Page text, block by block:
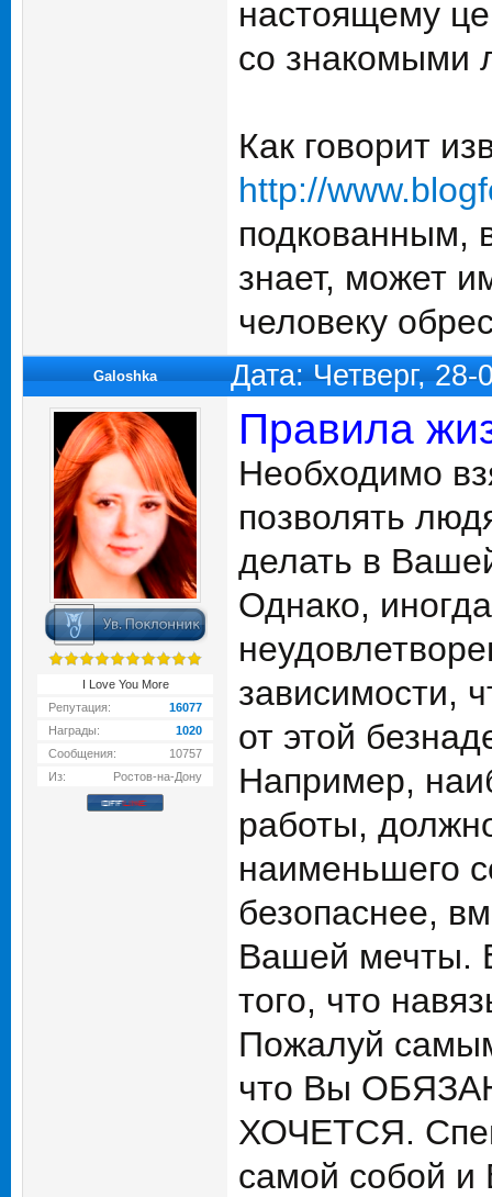
настоящему
со знакомыми
Как говорит
http://
подкованным,
знает, может
человеку
Galoshka Дата: Четверг,
I Love You More
Репутация:
16077
Награды:
1020
Сообщения:
10757
Из:
Ростов-на-Дону
Правила
Необходимо
позволять
делать в
Однако,
зависимости,
от этой
Например,
работы,
наименьшего
безопаснее,
Вашей мечты.
того, что
Пожалуй
что Вы
ХОЧЕТСЯ.
самой собой и